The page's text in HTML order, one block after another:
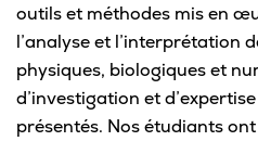
outils et méthodes mis en
l’analyse et l’interprétation
physiques, biologiques et
d’investigation et
présentés. Nos étudiants